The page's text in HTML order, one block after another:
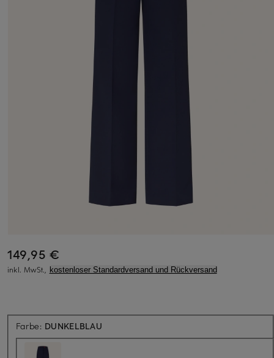
149,95 €
inkl. MwSt., kostenloser Standardversand und Rückversand
Farbe: DUNKELBLAU